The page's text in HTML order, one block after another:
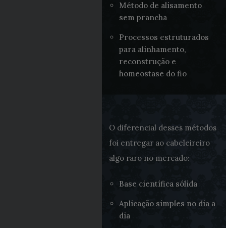
Método de alisamento
sem prancha
Processos estruturados
para alinhamento,
reconstrução e
homeostase do fio
O diferencial desses métodos
foi entregar ao cabeleireiro
algo raro no mercado:
Base científica sólida
Aplicação simples no dia a
dia